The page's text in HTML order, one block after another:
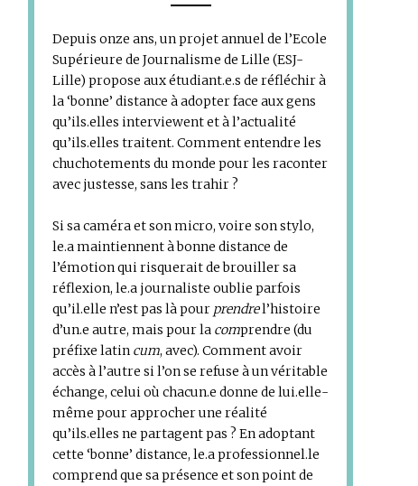
Depuis onze ans, un projet annuel de l’Ecole
Supérieure de Journalisme de Lille (ESJ-
Lille) propose aux étudiant.e.s de réfléchir à
la ‘bonne’ distance à adopter face aux gens
qu’ils.elles interviewent et à l’actualité
qu’ils.elles traitent. Comment entendre les
chuchotements du monde pour les raconter
avec justesse, sans les trahir ?
Si sa caméra et son micro, voire son stylo,
le.a maintiennent à bonne distance de
l’émotion qui risquerait de brouiller sa
réflexion, le.a journaliste oublie parfois
qu’il.elle n’est pas là pour prendrel’histoire
d’un.e autre, mais pour la comprendre (du
préfixe latin cum, avec). Comment avoir
accès à l’autre si l’on se refuse à un véritable
échange, celui où chacun.e donne de lui.elle-
même pour approcher une réalité
qu’ils.elles ne partagent pas ? En adoptant
cette ‘bonne’ distance, le.a professionnel.le
comprend que sa présence et son point de